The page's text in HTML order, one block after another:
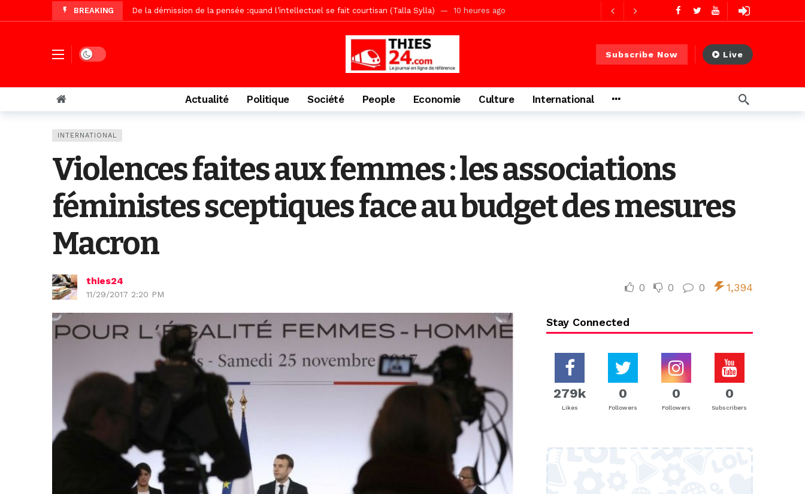
BREAKING Autoroute Dakar-Saint Louis, les récriminations des populations de Pambal 1 jour ago
« Le Parti, la Patrie et la Nation » (Par Moustapha SAMB Responsable de la formation doctorale au Cesti)
Affaire Pape Cheikh Diallo : La liste des bénéficiaires de non-lieu et des prévenus renvoyés en procès
Vidéo/ Magal 2026, le train a transporté 9.651 passagers, l’équivalent de 600 minibus 2 jours ago
Vidéo/ L’arrivée spectaculaire à la gare de Thiès, du dernier train en provenance de Touba 2 jours ago
Adhésion du Mouvement citoyen « ZIGUINCHOR REK » au parti KIIRAY – Les Patriotes Républicains 10 heures ago
Dark mode Subscribe Now Live
Actualité Politique Société People Economie Culture International
INTERNATIONAL
Violences faites aux femmes : les associations
féministes sceptiques face au budget des mesures
Macron
thies24
11/29/2017 2:20 PM
0 0 0 1,394
Stay Connected
279k
Likes
0
Followers
0
Followers
0
Subscribers